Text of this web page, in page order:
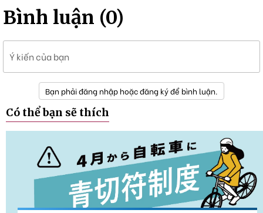
Bình luận (0)
Ý kiến của bạn
Bạn phải đăng nhập hoặc đăng ký để bình luận.
Có thể bạn sẽ thích